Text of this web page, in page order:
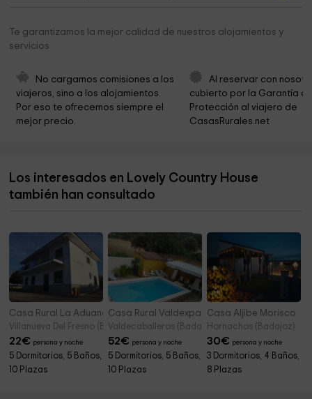
Cruz del Puerto 1,0 km
Colada del Ejido Park 1,3 km
4,7 km
Cementerio Municipal
Te garantizamos la mejor calidad de nuestros alojamientos y
servicios
No cargamos comisiones a los
viajeros, sino a los alojamientos.
Por eso te ofrecemos siempre el
mejor precio.
Al reservar con
cubierto por la Garantía
Protección al viajero de
CasasRurales.net
Los interesados en Lovely Country House
también han consultado
Casa Rural La Aduana
Villanueva Del Fresno (Badajoz)
22€ persona y noche
5 Dormitorios, 5 Baños,
10 Plazas
Casa Rural Valdexpacio
Valdecaballeros (Badajoz)
52€ persona y noche
5 Dormitorios, 5 Baños,
10 Plazas
Casa Aljibe Morisco
Hornachos (Badajoz)
30€ persona y noche
3 Dormitorios, 4 Baños,
8 Plazas